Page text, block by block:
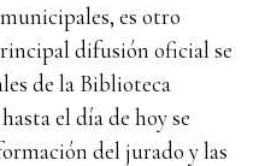
es otro
difusión oficial se
de la Biblioteca
el día de hoy se
del jurado y las